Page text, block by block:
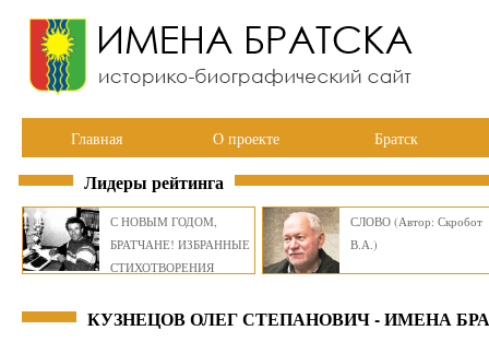
Главная О проекте Братск
Лидеры рейтинга
С НОВЫМ ГОДОМ,
БРАТЧАНЕ! ИЗБРАННЫЕ
СТИХОТВОРЕНИЯ
СЛОВО (Автор: Скробот
В.А.)
КУЗНЕЦОВ ОЛЕГ СТЕПАНОВИЧ - ИМЕНА